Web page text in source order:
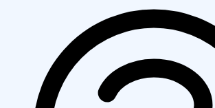
EMMA · Email Marketing LISA · Encuestas